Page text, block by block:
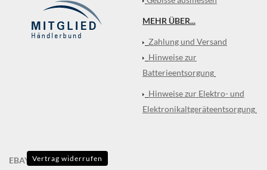
MEHR ÜBER...
Zahlung und Versand
Hinweise zur
Batterieentsorgung
Hinweise zur Elektro- und
Elektronikaltgeräteentsorgung
EBAY Vertrag widerrufen